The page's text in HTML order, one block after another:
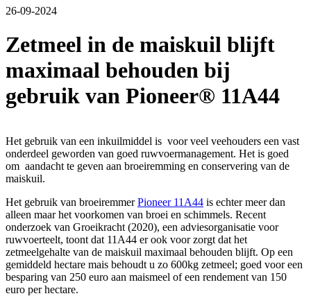
26-09-2024
Zetmeel in de maiskuil blijft
maximaal behouden bij
gebruik van Pioneer® 11A44
Het gebruik van een inkuilmiddel is voor veel veehouders een vast
onderdeel geworden van goed ruwvoermanagement. Het is goed
om aandacht te geven aan broeiremming en conservering van de
maiskuil.
Het gebruik van broeiremmerPioneer 11A44 is echter meer dan
alleen maar het voorkomen van broei en schimmels. Recent
onderzoek van Groeikracht (2020), een adviesorganisatie voor
ruwvoerteelt, toont dat 11A44 er ook voor zorgt dat het
zetmeelgehalte van de maiskuil maximaal behouden blijft. Op een
gemiddeld hectare mais behoudt u zo 600kg zetmeel; goed voor een
besparing van 250 euro aan maismeel of een rendement van 150
euro per hectare.